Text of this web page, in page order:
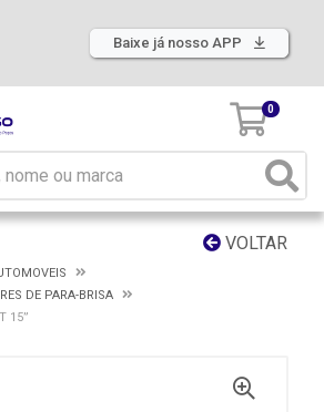
Baixe já nosso APP
0
VOLTAR
DE PARA-BRISA
15”